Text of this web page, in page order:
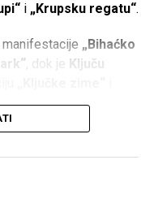
i „Krupsku regatu“.
manifestacije „Bihaćko
, dok je Ključu
„Zimska čarolija“,